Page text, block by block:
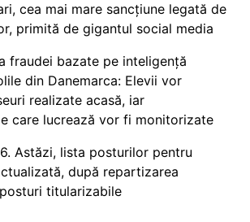
cea mai mare sancțiune legată de
primită de gigantul social media
fraudei bazate pe inteligență
din Danemarca: Elevii vor
realizate acasă, iar
care lucrează vor fi monitorizate
Astăzi, lista posturilor pentru
după repartizarea
titularizabile